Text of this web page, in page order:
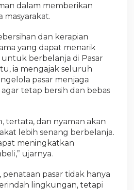
dalam memberikan
masyarakat.
dan kerapian
yang dapat menarik
untuk berbelanja di Pasar
ia mengajak seluruh
pasar menjaga
tetap bersih dan bebas
tertata, dan nyaman akan
lebih senang berbelanja.
meningkatkan
ujarnya.
pasar tidak hanya
lingkungan, tetapi